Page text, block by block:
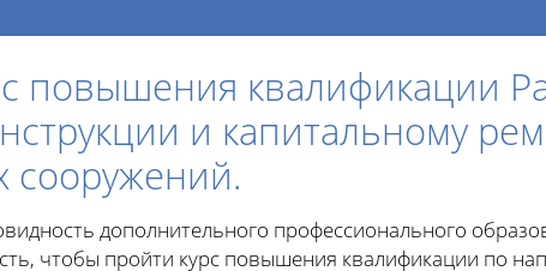
повышения квалификации
и капитальному
сооружений.
дополнительного профессионального
чтобы пройти курс повышения квалификации по